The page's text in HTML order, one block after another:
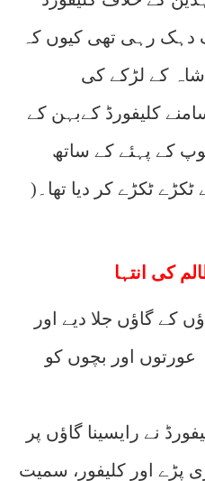
دہک رہی تھی کیوں کہ
کے لڑکے کی
کلیفورڈ کےبہن کے
کے پہئے کے ساتھ
ٹکڑے ٹکڑے کر دیا تھا۔(
کی انتہا
کے گاؤں جلا دیے اور
عورتوں اور بچوں کو
نے رایسینا گاؤں پر
پڑے اور کلیفور، سمیت